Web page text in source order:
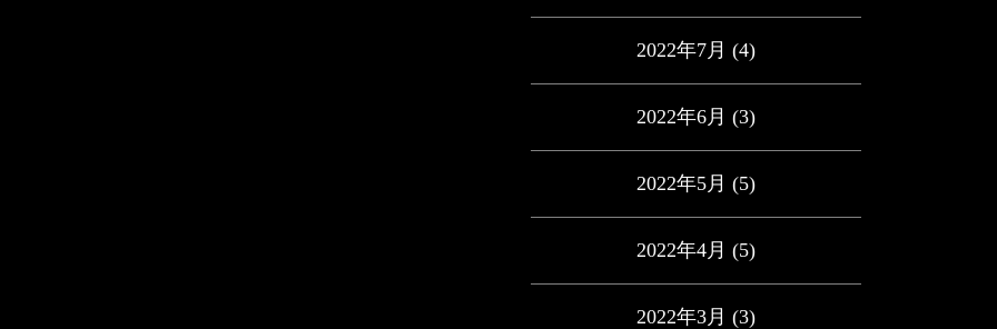
2022年7月 (4)
2022年6月 (3)
2022年5月 (5)
2022年4月 (5)
2022年3月 (3)